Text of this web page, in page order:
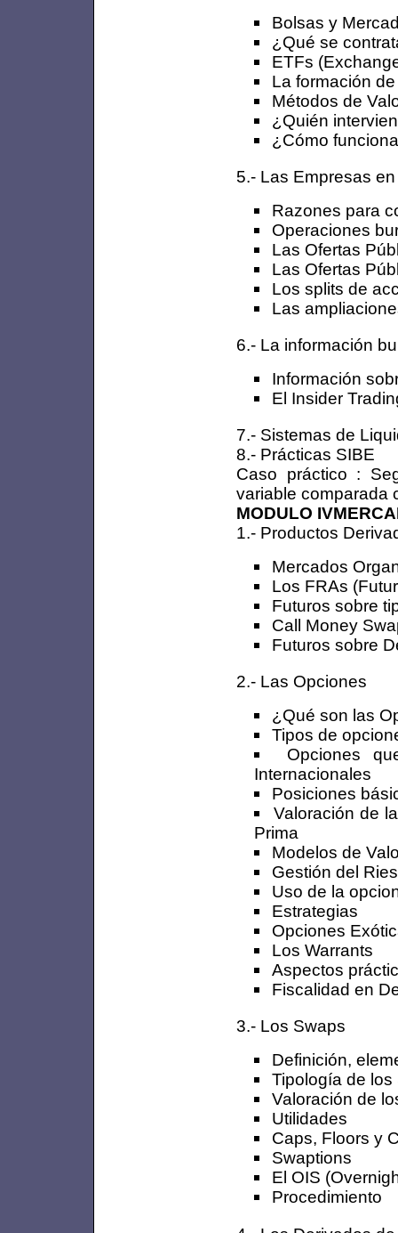
Bolsas y
¿Qué se
ETFs
La formación
Métodos de
¿Quién
¿Cómo
5.- Las Empresas
Razones para
Operaciones
Las Ofertas
Las Ofertas
Los splits de
Las
6.- La información
Información
El Insider
7.- Sistemas de
8.- Prácticas SIBE
Caso práctico :
variable comparada
MODULO
1.- Productos
Mercados
Los FRAs
Futuros sobre
Call Money
Futuros sobre
2.- Las Opciones
¿Qué son las
Tipos de
Opciones
Internacionales
Posiciones
Valoración de
Prima
Modelos de
Gestión del
Uso de la
Estrategias
Opciones
Los Warrants
Aspectos
Fiscalidad en
3.- Los Swaps
Definición,
Tipología de los
Valoración de
Utilidades
Caps, Floors y
Swaptions
El OIS
Procedimiento